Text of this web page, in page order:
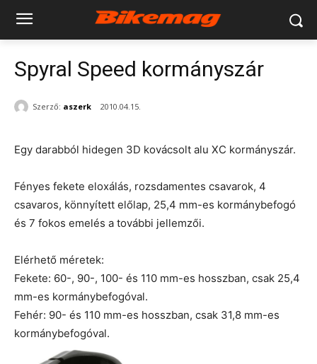
Spyral Speed kormányszár
Szerző: aszerk 2010.04.15.
Egy darabból hidegen 3D kovácsolt alu XC kormányszár.
Fényes fekete eloxálás, rozsdamentes csavarok, 4
csavaros, könnyített előlap, 25,4 mm-es kormánybefogó
és 7 fokos emelés a további jellemzői.
Elérhető méretek:
Fekete: 60-, 90-, 100- és 110 mm-es hosszban, csak 25,4
mm-es kormánybefogóval.
Fehér: 90- és 110 mm-es hosszban, csak 31,8 mm-es
kormánybefogóval.